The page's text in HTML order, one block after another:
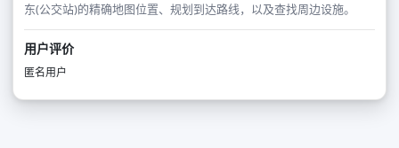
东(公交站)的精确地图位置、规划到达路线，以及查找周边设施。
用户评价
匿名用户